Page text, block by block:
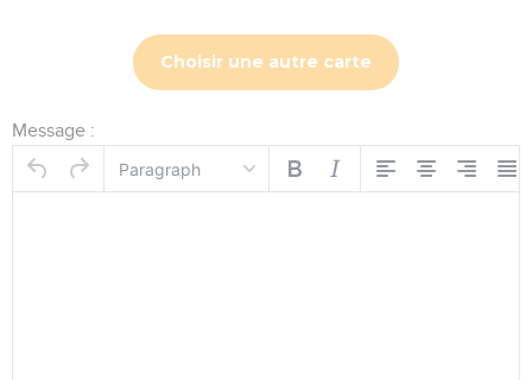
Choisir une autre carte
Message :
Paragraph